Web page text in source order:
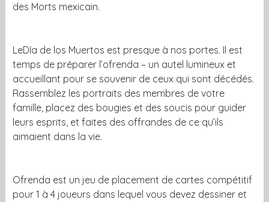
des Morts mexicain.
LeDía de los Muertos est presque à nos portes. Il est
temps de préparer l’ofrenda – un autel lumineux et
accueillant pour se souvenir de ceux qui sont décédés.
Rassemblez les portraits des membres de votre
famille, placez des bougies et des soucis pour guider
leurs esprits, et faites des offrandes de ce qu’ils
aimaient dans la vie.
Ofrenda est un jeu de placement de cartes compétitif
pour 1 à 4 joueurs dans lequel vous devez dessiner et